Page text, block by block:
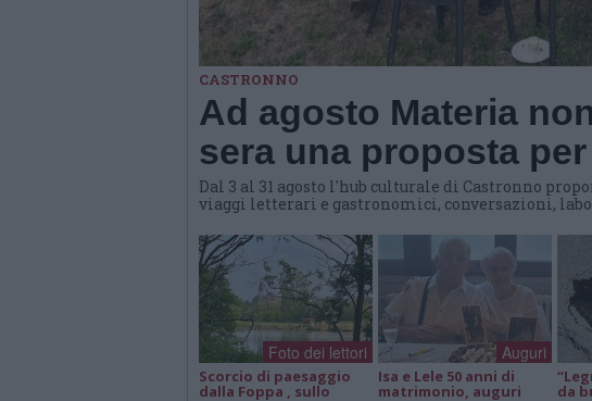
CASTRONNO
Ad agosto Materia
sera una proposta
Dal 3 al 31 agosto l'hub culturale di Castronno
viaggi letterari e gastronomici, conversazioni,
Foto dei lettori
Scorcio di paesaggio
dalla Foppa , sullo
Auguri
Isa e Lele 50 anni di
matrimonio, auguri da